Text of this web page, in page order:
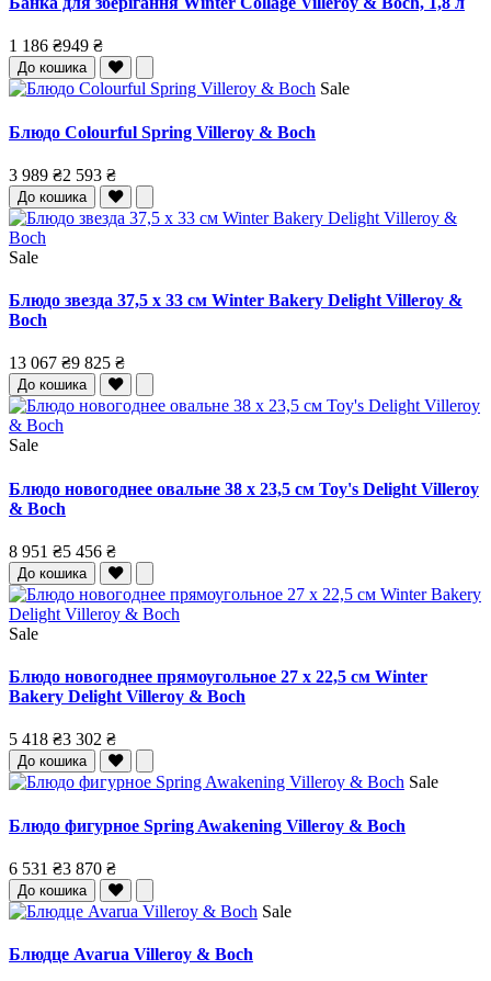
1 186 ₴949 ₴
До кошика
Sale
Блюдо Colourful Spring Villeroy & Boch
3 989 ₴2 593 ₴
До кошика
Sale
Блюдо звезда 37,5 x 33 см Winter Bakery Delight Villeroy &
Boch
13 067 ₴9 825 ₴
До кошика
Sale
Блюдо новогоднее овальне 38 x 23,5 см Toy's Delight Villeroy
& Boch
8 951 ₴5 456 ₴
До кошика
Sale
Блюдо новогоднее прямоугольное 27 x 22,5 см Winter
Bakery Delight Villeroy & Boch
5 418 ₴3 302 ₴
До кошика
Sale
Блюдо фигурное Spring Awakening Villeroy & Boch
6 531 ₴3 870 ₴
До кошика
Sale
Блюдце Avarua Villeroy & Boch